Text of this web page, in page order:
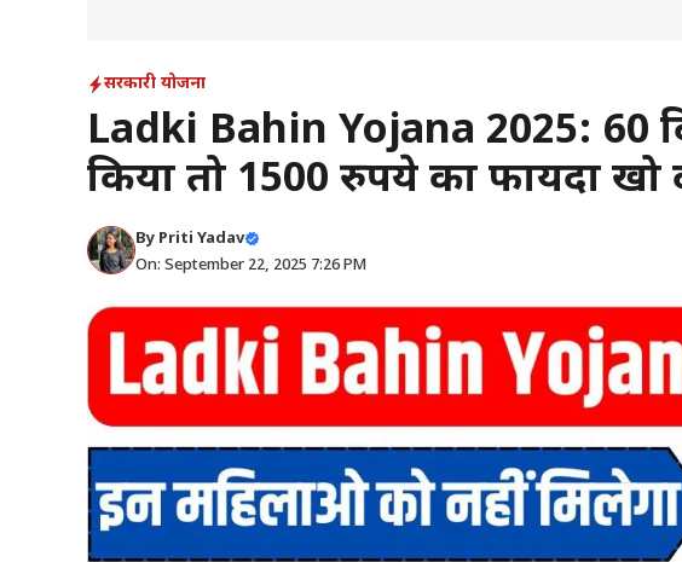
सरकारी योजना
Ladki Bahin Yojana 2025: 60
किया तो 1500 रुपये का फायदा
By Priti Yadav
On: September 22, 2025 7:26 PM